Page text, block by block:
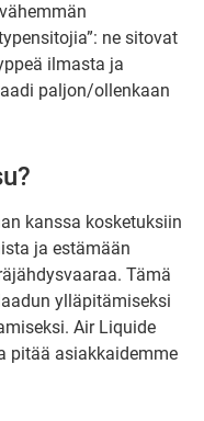
ne sitovat
ilmasta ja
paljon/ollenkaan
kanssa kosketuksiin
ja estämään
Tämä
ylläpitämiseksi
Air Liquide
pitää asiakkaidemme